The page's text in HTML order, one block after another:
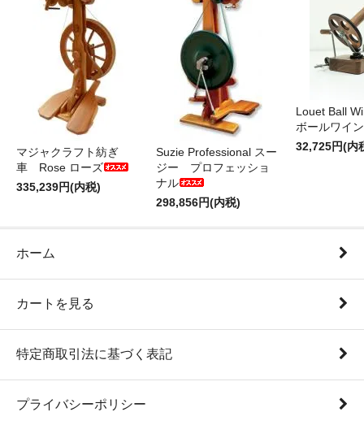
マジャクラフト紡ぎ
車 Rose ローズ
335,239円(内税)
Suzie Professional スー
ジー プロフェッショ
ナル
298,856円(内税)
Louet Ball
ボールワイ
32,725円(内
ホーム
カートを見る
特定商取引法に基づく表記
プライバシーポリシー